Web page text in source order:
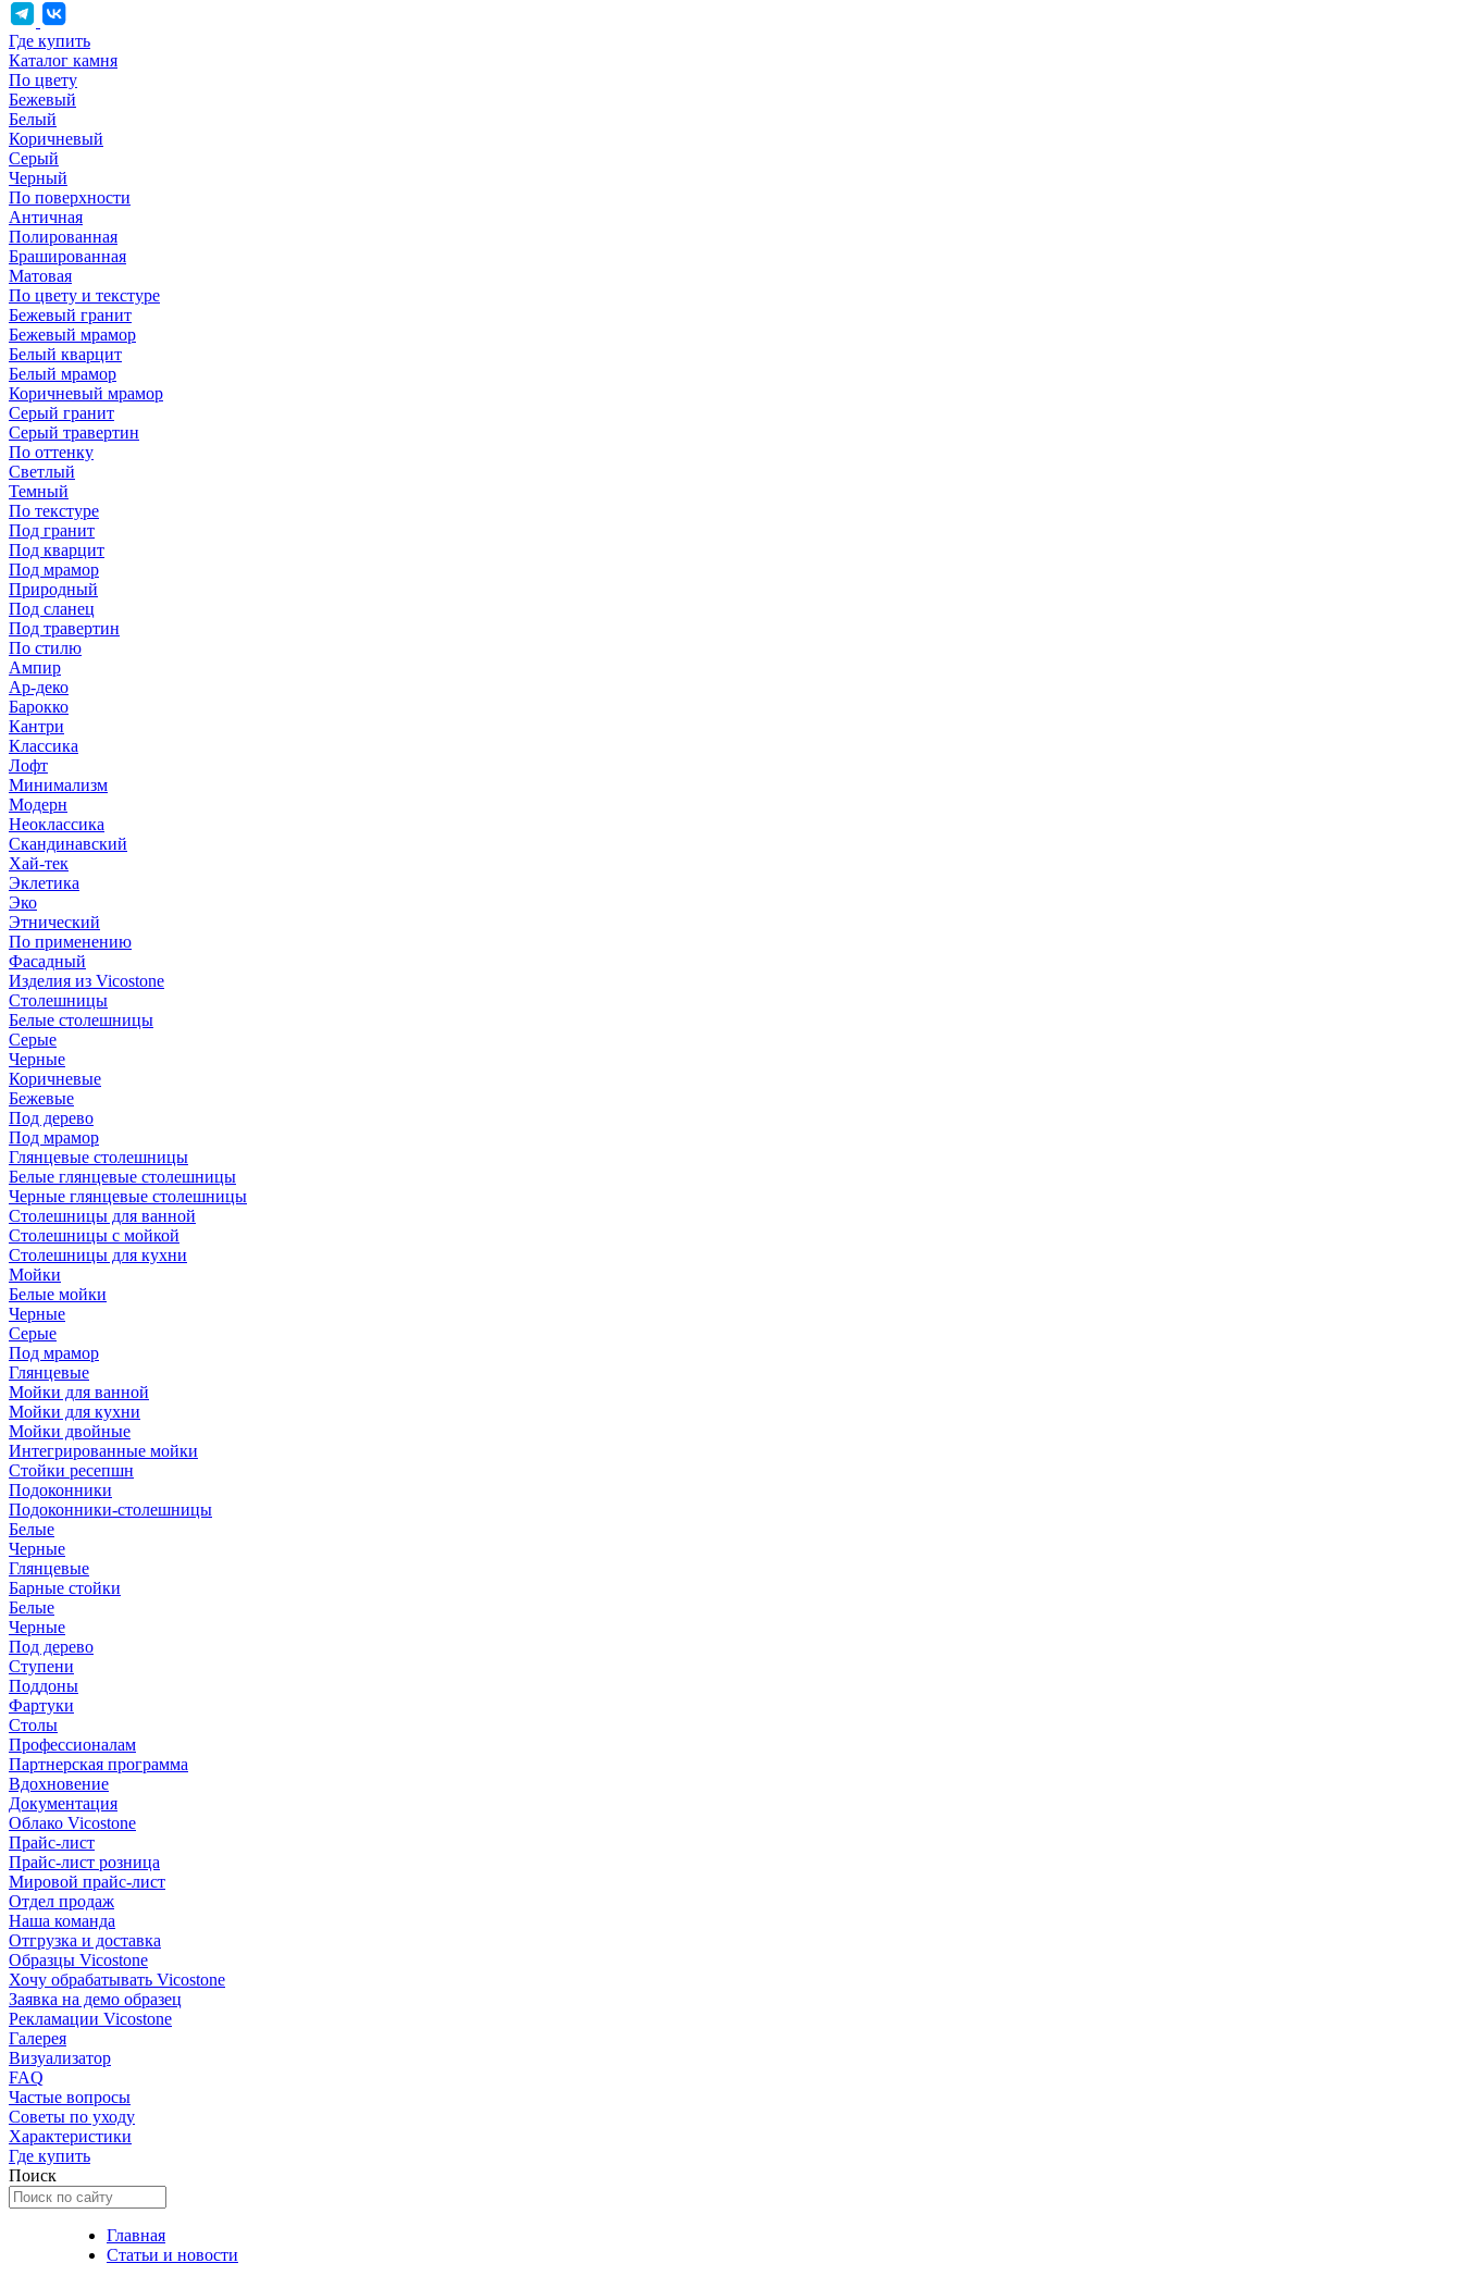
Где купить
Каталог камня
По цвету
Бежевый
Белый
Коричневый
Серый
Черный
По поверхности
Античная
Полированная
Брашированная
Матовая
По цвету и текстуре
Бежевый гранит
Бежевый мрамор
Белый кварцит
Белый мрамор
Коричневый мрамор
Серый гранит
Серый травертин
По оттенку
Светлый
Темный
По текстуре
Под гранит
Под кварцит
Под мрамор
Природный
Под сланец
Под травертин
По стилю
Ампир
Ар-деко
Барокко
Кантри
Классика
Лофт
Минимализм
Модерн
Неоклассика
Скандинавский
Хай-тек
Эклетика
Эко
Этнический
По применению
Фасадный
Изделия из Vicostone
Столешницы
Белые столешницы
Серые
Черные
Коричневые
Бежевые
Под дерево
Под мрамор
Глянцевые столешницы
Белые глянцевые столешницы
Черные глянцевые столешницы
Столешницы для ванной
Столешницы с мойкой
Столешницы для кухни
Мойки
Белые мойки
Черные
Серые
Под мрамор
Глянцевые
Мойки для ванной
Мойки для кухни
Мойки двойные
Интегрированные мойки
Стойки ресепшн
Подоконники
Подоконники-столешницы
Белые
Черные
Глянцевые
Барные стойки
Белые
Черные
Под дерево
Ступени
Поддоны
Фартуки
Столы
Профессионалам
Партнерская программа
Вдохновение
Документация
Облако Vicostone
Прайс-лист
Прайс-лист розница
Мировой прайс-лист
Отдел продаж
Наша команда
Отгрузка и доставка
Образцы Vicostone
Хочу обрабатывать Vicostone
Заявка на демо образец
Рекламации Vicostone
Галерея
Визуализатор
FAQ
Частые вопросы
Советы по уходу
Характеристики
Где купить
Поиск
Главная
Статьи и новости